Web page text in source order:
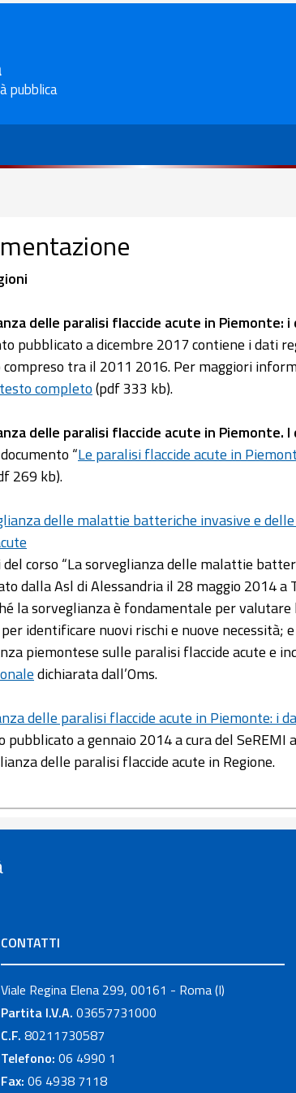
pubblica
delle paralisi flaccide acute in Piemonte:
pubblicato a dicembre 2017 contiene i dati
compreso tra il 2011 2016. Per maggiori
testo completo(pdf 333 kb).
delle paralisi flaccide acute in Piemonte.
“Le paralisi flaccide acute in
269 kb).
delle malattie batteriche invasive e
corso “La sorveglianza delle malattie
dalla Asl di Alessandria il 28 maggio 2014 a
la sorveglianza è fondamentale per
identificare nuovi rischi e nuove
piemontese sulle paralisi flaccide acute e
dichiarata dall’Oms.
delle paralisi flaccide acute in Piemonte: i
pubblicato a gennaio 2014 a cura del
delle paralisi flaccide acute in Regione.
CONTATTI
Viale Regina Elena 299, 00161 - Roma (I)
Partita I.V.A. 03657731000
C.F. 80211730587
Telefono: 06 4990 1
Fax: 06 4938 7118